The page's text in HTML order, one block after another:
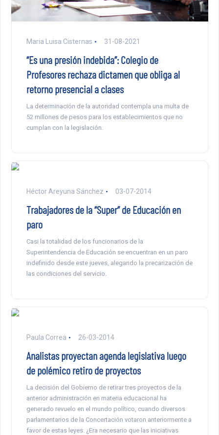
Maria Luisa Cisternas 31-08-2021
“Es una presión indebida”: Colegio de
Profesores rechaza dictamen que obliga al
retorno presencial a clases
La determinación de la autoridad contempla una multa de
52 millones de pesos para los establecimientos que no
cumplan con la legislación.
Héctor Areyuna Sánchez 03-07-2014
Trabajadores de la “Super” de Educación en
paro
Casi la totalidad de los funcionarios de la
Superintendencia de Educación se encuentran en un paro
indefinido desde este jueves, alegando la precarización de
las condiciones del servicio.
Paula Correa 26-03-2014
Analistas proyectan agenda legislativa luego
de polémico retiro de proyectos
La decisión del Gobierno de retirar tres proyectos de la
anterior administración en materia educacional ha
generado revuelo en el mundo político, cuando diversos
parlamentarios de la Concertación votaron anteriormente a
favor de estas leyes. ¿Era necesario que las iniciativas